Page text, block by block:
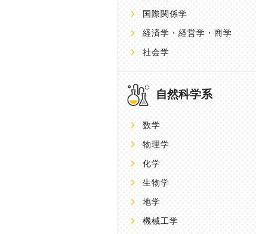
国際関係学
経済学・経営学・商学
社会学
自然科学系
数学
物理学
化学
生物学
地学
機械工学